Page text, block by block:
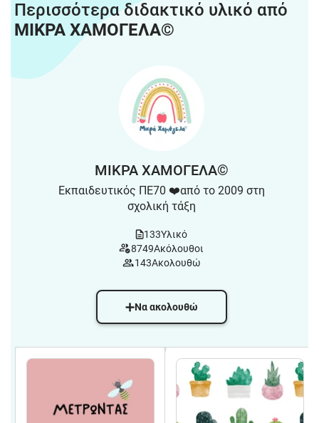
Περισσότερα διδακτικό υλικό από
ΜΙΚΡΑ ΧΑΜΟΓΕΛΑ©️
ΜΙΚΡΑ ΧΑΜΟΓΕΛΑ©️
Εκπαιδευτικός ΠΕ70 ❤️από το 2009 στη
σχολική τάξη
133Υλικό
8749Ακόλουθοι
143Ακολουθώ
Να ακολουθώ